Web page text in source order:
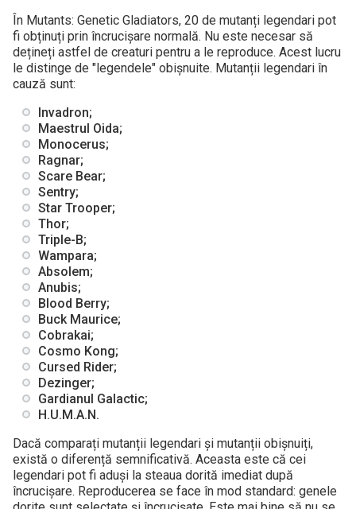
În Mutants: Genetic Gladiators, 20 de mutanți legendari pot
fi obținuți prin încrucișare normală. Nu este necesar să
dețineți astfel de creaturi pentru a le reproduce. Acest lucru
le distinge de "legendele" obișnuite. Mutanții legendari în
cauză sunt:
Invadron;
Maestrul Oida;
Monocerus;
Ragnar;
Scare Bear;
Sentry;
Star Trooper;
Thor;
Triple-B;
Wampara;
Absolem;
Anubis;
Blood Berry;
Buck Maurice;
Cobrakai;
Cosmo Kong;
Cursed Rider;
Dezinger;
Gardianul Galactic;
H.U.M.A.N.
Dacă comparați mutanții legendari și mutanții obișnuiți,
există o diferență semnificativă. Aceasta este că cei
legendari pot fi aduși la steaua dorită imediat după
încrucișare. Reproducerea se face în mod standard: genele